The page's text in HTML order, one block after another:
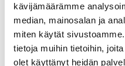
kävijämäärämme
median, mainosalan ja
miten käytät
tietoja muihin tietoihin,
olet käyttänyt heidän